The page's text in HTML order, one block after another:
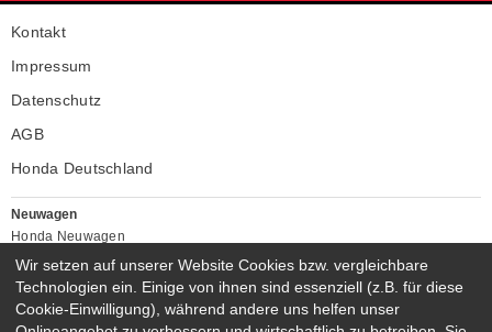
Kontakt
Impressum
Datenschutz
AGB
Honda Deutschland
Neuwagen
Honda Neuwagen
Gebrauchtwagen
Honda Gebrauchtwagen
Honda Vorführwagen
Wir setzen auf unserer Website Cookies bzw. vergleichbare
Technologien ein. Einige von ihnen sind essenziell (z.B. für diese
Cookie-Einwilligung), während andere uns helfen unser